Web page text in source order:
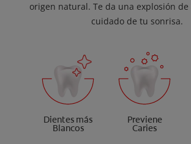
origen natural. Te da una explosión
cuidado de tu sonrisa.
Dientes más
Blancos
Previene
Caries